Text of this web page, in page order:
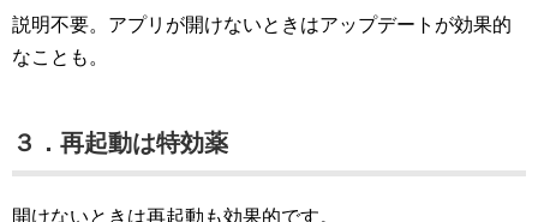
説明不要。アプリが開けないときはアップデートが効果的
なことも。
３．再起動は特効薬
開けないときは再起動も効果的です。